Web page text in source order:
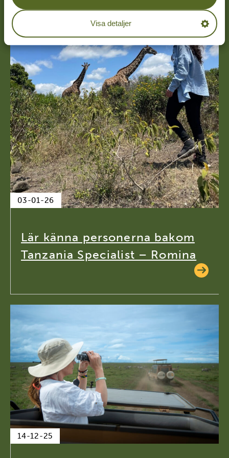
Visa detaljer
03-01-26
Lär känna personerna bakom
Tanzania Specialist – Romina
14-12-25